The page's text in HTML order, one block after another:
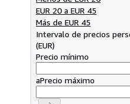
EUR 20 a EUR 45
Más de EUR 45
Intervalo de precios
(EUR)
Precio mínimo
aPrecio máximo